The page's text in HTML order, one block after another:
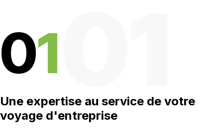
01
Une expertise au service de votre
voyage d'entreprise